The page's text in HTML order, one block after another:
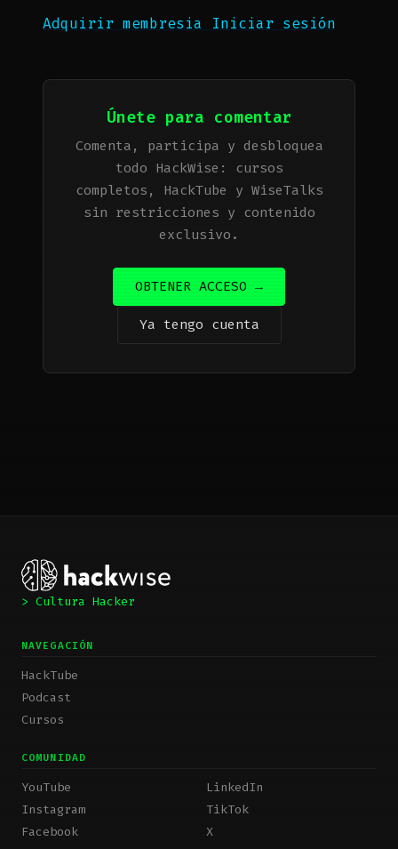
Adquirir membresia Iniciar sesión
Únete para comentar
Comenta, participa y desbloquea
todo HackWise: cursos
completos, HackTube y WiseTalks
sin restricciones y contenido
exclusivo.
OBTENER ACCESO →
Ya tengo cuenta
> Cultura Hacker
NAVEGACIÓN
HackTube
Podcast
Cursos
COMUNIDAD
YouTube
Instagram
Facebook
LinkedIn
TikTok
X